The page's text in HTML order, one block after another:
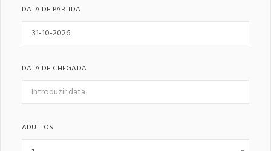
DATA DE PARTIDA
DATA DE CHEGADA
ADULTOS